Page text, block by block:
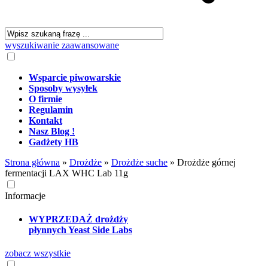
wyszukiwanie zaawansowane
Wsparcie piwowarskie
Sposoby wysyłek
O firmie
Regulamin
Kontakt
Nasz Blog !
Gadżety HB
Strona główna » Drożdże » Drożdże suche » Drożdże górnej
fermentacji LAX WHC Lab 11g
Informacje
WYPRZEDAŻ drożdży
płynnych Yeast Side Labs
zobacz wszystkie